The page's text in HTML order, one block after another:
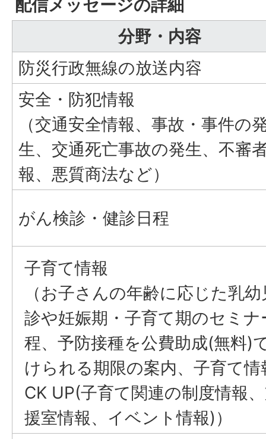
配信メッセージの詳細
分野・内容
防災行政無線の放送内容
安全・防犯情報
（交通安全情報、事故・事件の
生、交通死亡事故の発生、不審
報、悪質商法など）
がん検診・健診日程
子育て情報
（お子さんの年齢に応じた乳
診や妊娠期・子育て期のセミナ
程、予防接種を公費助成(無料)
けられる期限の案内、子育て情
CK UP(子育て関連の制度情報
援室情報、イベント情報)）